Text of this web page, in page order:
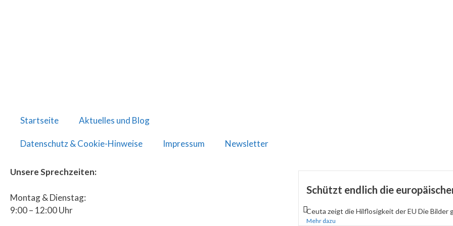
Startseite Aktuelles und Blog
Datenschutz & Cookie-Hinweise Impressum Newsletter
Unsere Sprechzeiten:
Montag & Dienstag:
9:00 – 12:00 Uhr
Schützt endlich die
Ceuta zeigt die Hilflosigkeit der EU Die Bilder
Mehr dazu